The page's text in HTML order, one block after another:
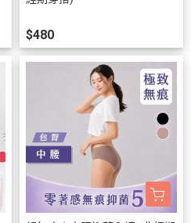
$480